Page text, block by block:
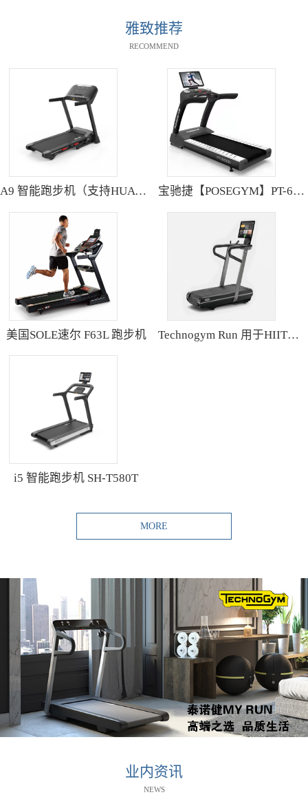
雅致推荐
RECOMMEND
A9 智能跑步机（支持HUAWEI HiLink） SH-T9119P 宝驰捷【POSEGYM】PT-6600Q高清大型触摸屏跑步机静音减震
美国SOLE速尔 F63L 跑步机 Technogym Run 用于HIIT训练的跑步机
i5 智能跑步机 SH-T580T
MORE
业内资讯
NEWS